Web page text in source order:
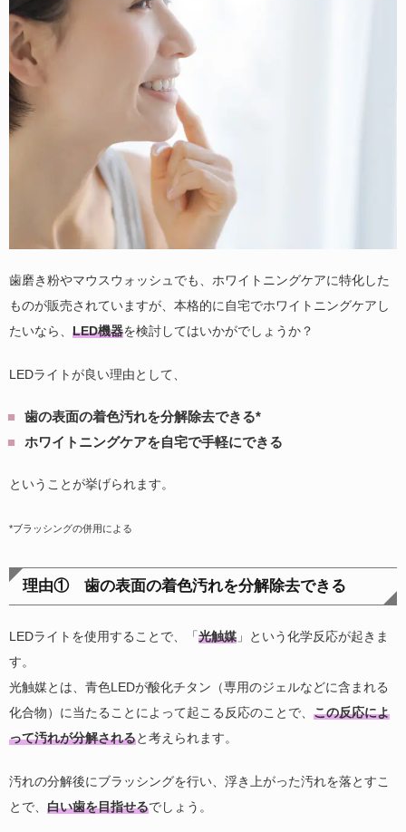
歯磨き粉やマウスウォッシュでも、ホワイトニングケアに特化した
ものが販売されていますが、本格的に自宅でホワイトニングケアし
たいなら、 LED機器を検討してはいかがでしょうか？
LEDライトが良い理由として、
歯の表面の着色汚れを分解除去できる*
ホワイトニングケアを自宅で手軽にできる
ということが挙げられます。
*ブラッシングの併用による
理由① 歯の表面の着色汚れを分解除去できる
LEDライトを使用することで、「光触媒 」という化学反応が起きま
す。
光触媒とは、青色LEDが酸化チタン（専用のジェルなどに含まれる
化合物）に当たることによって起こる反応のことで、 この反応によ
って汚れが分解されると考えられます。
汚れの分解後にブラッシングを行い、浮き上がった汚れを落とすこ
とで、 白い歯を目指せるでしょう。